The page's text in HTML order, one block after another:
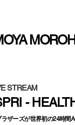
STREAM
-
ラザーズが世界初の24時間